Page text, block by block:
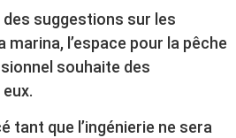
suggestions sur les
marina, l’espace pour la pêche
souhaite des
tant que l’ingénierie ne sera